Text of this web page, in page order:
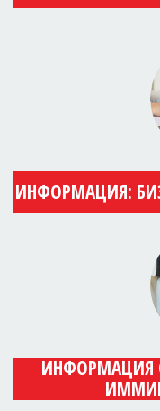
ИНФОРМАЦИЯ:
ИНФОРМАЦИЯ